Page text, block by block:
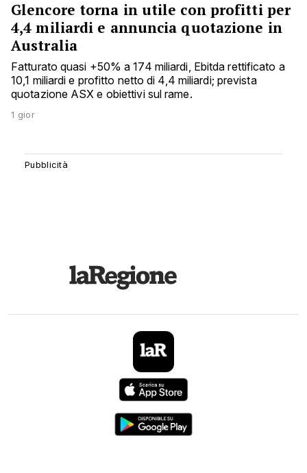
Glencore torna in utile con profitti per
4,4 miliardi e annuncia quotazione in
Australia
Fatturato quasi +50% a 174 miliardi, Ebitda rettificato a
10,1 miliardi e profitto netto di 4,4 miliardi; prevista
quotazione ASX e obiettivi sul rame.
1 gior